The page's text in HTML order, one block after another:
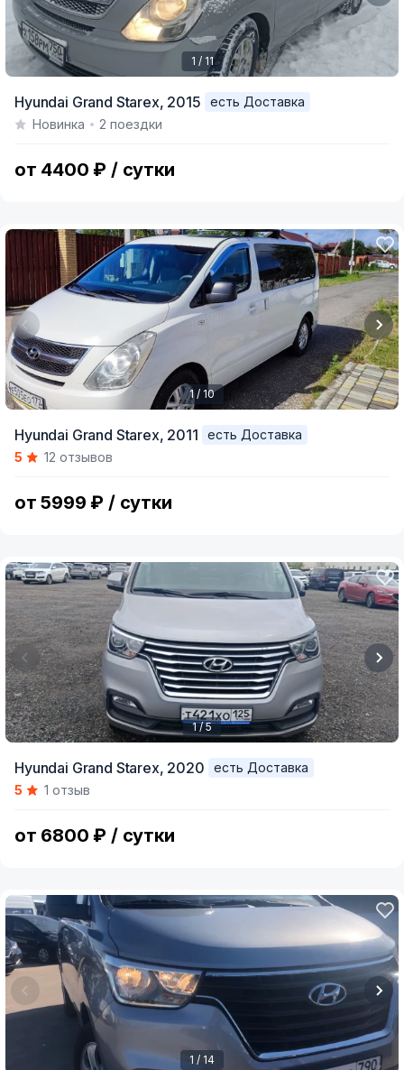
of
1 / 11
Hyundai Grand Starex, 2015
есть Доставка
Новинка
2 поездки
от 4400 ₽ / сутки
of
1 / 10
Hyundai Grand Starex, 2011
есть Доставка
5
12 отзывов
от 5999 ₽ / сутки
of
1 / 5
Hyundai Grand Starex, 2020
есть Доставка
5
1 отзыв
от 6800 ₽ / сутки
1 / 14